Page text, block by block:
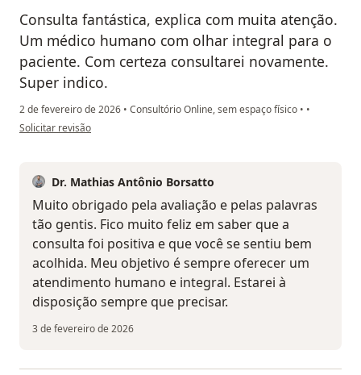
Consulta fantástica, explica com muita atenção.
Um médico humano com olhar integral para o
paciente. Com certeza consultarei novamente.
Super indico.
2 de fevereiro de 2026 • Consultório Online, sem espaço físico • •
na opinião do utilizador Vera
Solicitar revisão
Dr. Mathias Antônio Borsatto
Muito obrigado pela avaliação e pelas palavras
tão gentis. Fico muito feliz em saber que a
consulta foi positiva e que você se sentiu bem
acolhida. Meu objetivo é sempre oferecer um
atendimento humano e integral. Estarei à
disposição sempre que precisar.
3 de fevereiro de 2026